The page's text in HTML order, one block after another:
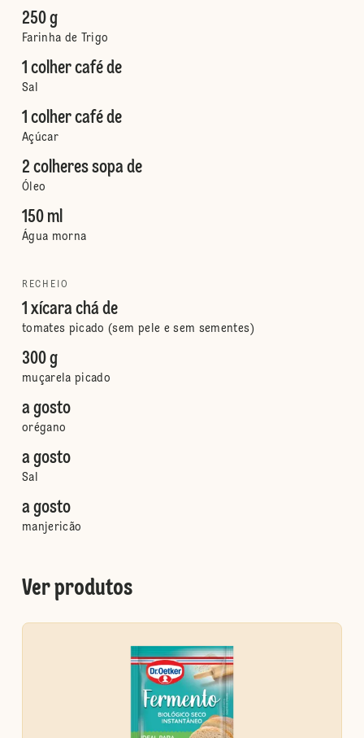
250 g
Farinha de Trigo
1 colher café de
Sal
1 colher café de
Açúcar
2 colheres sopa de
Óleo
150 ml
Água morna
RECHEIO
1 xícara chá de
tomates picado (sem pele e sem sementes)
300 g
muçarela picado
a gosto
orégano
a gosto
Sal
a gosto
manjericão
Ver produtos